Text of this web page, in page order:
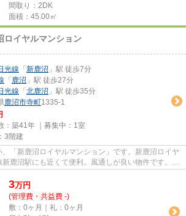
間取り：2DK
面積：45.00㎡
ロイヤルマンション
光線 「 新鹿沼 」駅 徒歩7分
「 鹿沼 」駅 徒歩27分
光線 「 北鹿沼 」駅 徒歩35分
鹿沼市寺町1335-1
：築41年 ｜募集中： 1室
3階建
「新鹿沼ロイヤルマンション」です。新鹿沼ロイヤ
鹿沼駅にも近くて便利。風通しが良い物件です。道
...
3万円
(管理費・共益費 -)
敷：0ヶ月｜礼：0ヶ月